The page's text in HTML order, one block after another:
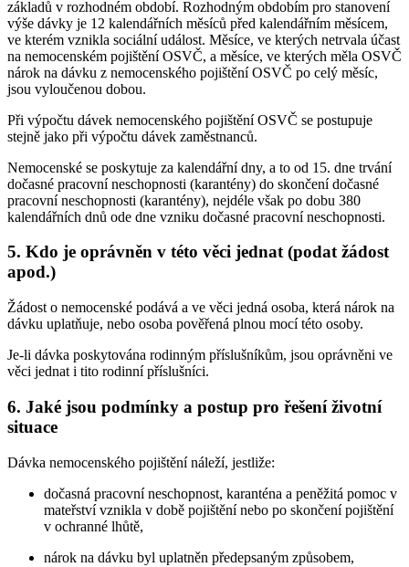
základů v rozhodném období. Rozhodným obdobím pro stanovení
výše dávky je 12 kalendářních měsíců před kalendářním měsícem,
ve kterém vznikla sociální událost. Měsíce, ve kterých netrvala účast
na nemocenském pojištění OSVČ, a měsíce, ve kterých měla OSVČ
nárok na dávku z nemocenského pojištění OSVČ po celý měsíc,
jsou vyloučenou dobou.
Při výpočtu dávek nemocenského pojištění OSVČ se postupuje
stejně jako při výpočtu dávek zaměstnanců.
Nemocenské se poskytuje za kalendářní dny, a to od 15. dne trvání
dočasné pracovní neschopnosti (karantény) do skončení dočasné
pracovní neschopnosti (karantény), nejdéle však po dobu 380
kalendářních dnů ode dne vzniku dočasné pracovní neschopnosti.
5. Kdo je oprávněn v této věci jednat (podat žádost
apod.)
Žádost o nemocenské podává a ve věci jedná osoba, která nárok na
dávku uplatňuje, nebo osoba pověřená plnou mocí této osoby.
Je-li dávka poskytována rodinným příslušníkům, jsou oprávněni ve
věci jednat i tito rodinní příslušníci.
6. Jaké jsou podmínky a postup pro řešení životní
situace
Dávka nemocenského pojištění náleží, jestliže:
dočasná pracovní neschopnost, karanténa a peněžitá pomoc v
mateřství vznikla v době pojištění nebo po skončení pojištění
v ochranné lhůtě,
nárok na dávku byl uplatněn předepsaným způsobem,